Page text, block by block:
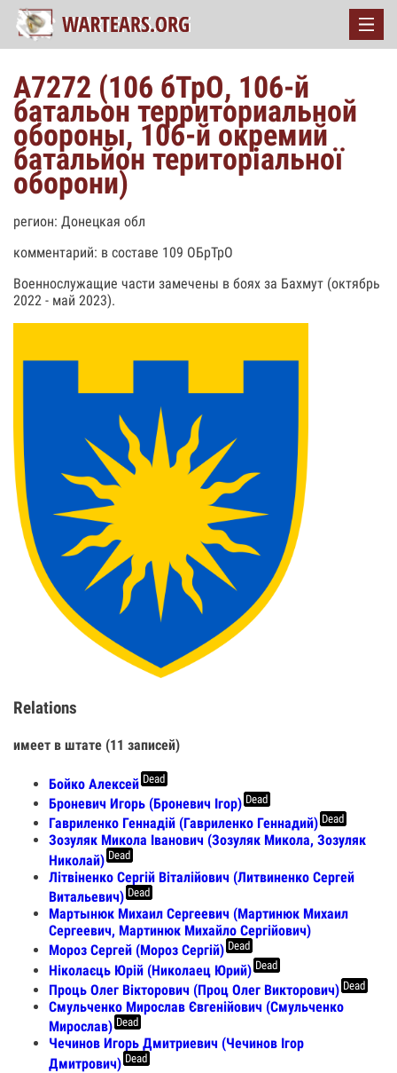
А7272 (106 бТрО, 106-й
батальон территориальной
обороны, 106-й окремий
батальйон територіальної
оборони)
регион: Донецкая обл
комментарий: в составе 109 ОБрТрО
Военнослужащие части замечены в боях за Бахмут (октябрь
2022 - май 2023).
Relations
имеет в штате (11 записей)
Бойко Алексей Dead
Броневич Игорь (Броневич Ігор) Dead
Гавриленко Геннадій (Гавриленко Геннадий) Dead
Зозуляк Микола Іванович (Зозуляк Микола, Зозуляк
Николай) Dead
Літвіненко Сергій Віталійович (Литвиненко Сергей
Витальевич) Dead
Мартынюк Михаил Сергеевич (Мартинюк Михаил
Сергеевич, Мартинюк Михайло Сергійович)
Мороз Сергей (Мороз Сергій) Dead
Ніколаєць Юрій (Николаец Юрий) Dead
Проць Олег Вікторович (Проц Олег Викторович) Dead
Смульченко Мирослав Євгенійович (Смульченко
Мирослав) Dead
Чечинов Игорь Дмитриевич (Чечинов Ігор
Дмитрович) Dead